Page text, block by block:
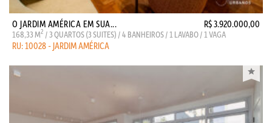
O JARDIM AMÉRICA EM SUA... R$ 3.920.000,00
168,33 M2 / 3 QUARTOS (3 SUITES) / 4 BANHEIROS / 1 LAVABO / 1 VAGA
RU: 10028 - JARDIM AMÉRICA